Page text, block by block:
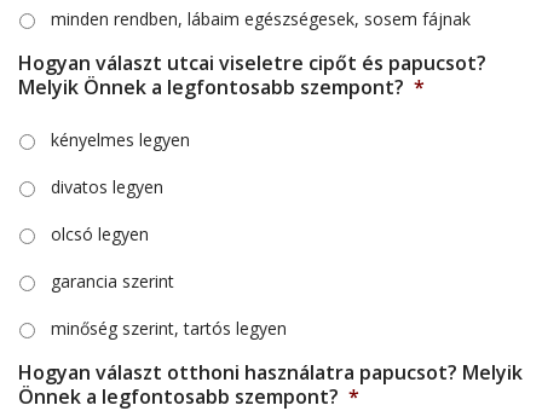
minden rendben, lábaim egészségesek, sosem fájnak
Hogyan választ utcai viseletre cipőt és papucsot?
Melyik Önnek a legfontosabb szempont? *
kényelmes legyen
divatos legyen
olcsó legyen
garancia szerint
minőség szerint, tartós legyen
Hogyan választ otthoni használatra papucsot? Melyik
Önnek a legfontosabb szempont? *